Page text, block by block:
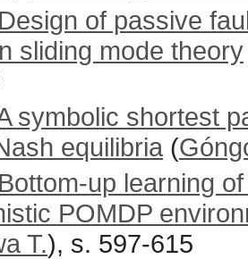
Design of passive
sliding mode theory
symbolic shortest
equilibria (
Bottom-up learning
POMDP
T.), s. 597-615